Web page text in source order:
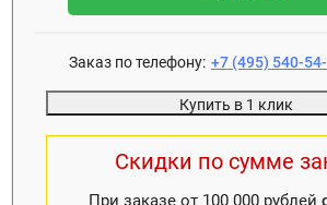
Заказ по телефону: +7 (495) 540-
Купить в 1 клик
Скидки по сумме
При заказе от 100 000 рублей